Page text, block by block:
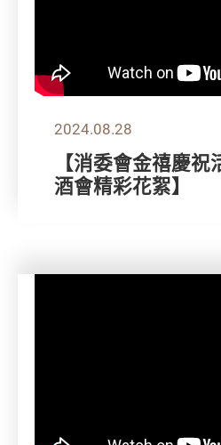
2024.08.28
【消委會金禧慶
酒會精彩花絮】